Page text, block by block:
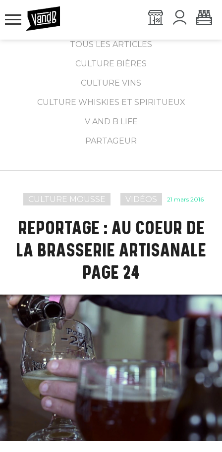
TOUS LES ARTICLES
CULTURE BIÈRES
CULTURE VINS
CULTURE WHISKIES ET SPIRITUEUX
V AND B LIFE
PARTAGEUR
CULTURE MOUSSE VIDÉOS 21 mars 2016
REPORTAGE : AU COEUR DE
LA BRASSERIE ARTISANALE
PAGE 24